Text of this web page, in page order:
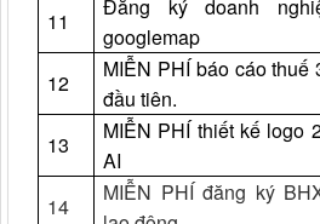
11
Đăng ký doanh
googlemap
12
MIỄN PHÍ báo cáo thuế
đầu tiên.
13
MIỄN PHÍ thiết kế logo
AI
14
MIỄN PHÍ đăng ký